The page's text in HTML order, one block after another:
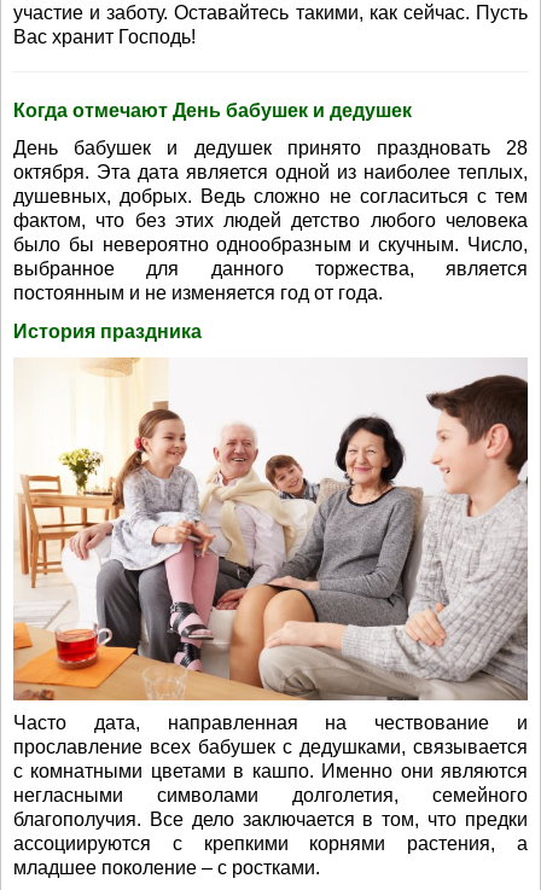
участие и заботу. Оставайтесь такими, как сейчас. Пусть
Вас хранит Господь!
Когда отмечают День бабушек и дедушек
День бабушек и дедушек принято праздновать 28
октября. Эта дата является одной из наиболее теплых,
душевных, добрых. Ведь сложно не согласиться с тем
фактом, что без этих людей детство любого человека
было бы невероятно однообразным и скучным. Число,
выбранное для данного торжества, является
постоянным и не изменяется год от года.
История праздника
Часто дата, направленная на чествование и
прославление всех бабушек с дедушками, связывается
с комнатными цветами в кашпо. Именно они являются
негласными символами долголетия, семейного
благополучия. Все дело заключается в том, что предки
ассоциируются с крепкими корнями растения, а
младшее поколение – с ростками.